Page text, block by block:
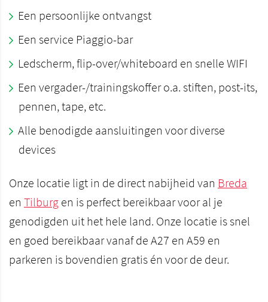
Een persoonlijke ontvangst
Een service Piaggio-bar
Ledscherm, flip-over/whiteboard en snelle WIFI
Een vergader-/trainingskoffer o.a. stiften, post-its,
pennen, tape, etc.
Alle benodigde aansluitingen voor diverse
devices
Onze locatie ligt in de direct nabijheid van Breda
en Tilburg en is perfect bereikbaar voor al je
genodigden uit het hele land. Onze locatie is snel
en goed bereikbaar vanaf de A27 en A59 en
parkeren is bovendien gratis én voor de deur.